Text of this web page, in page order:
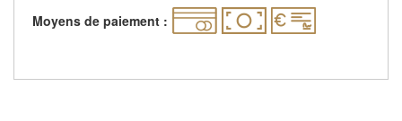
Moyens de paiement :